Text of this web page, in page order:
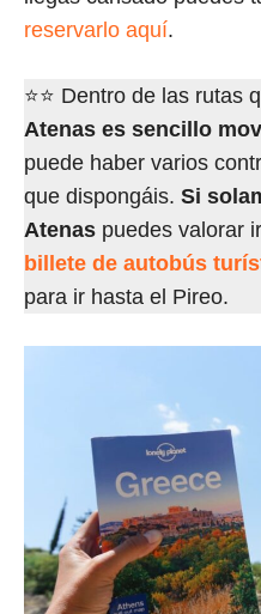
reservarlo aquí.
⭐⭐ Dentro de las rutas
Atenas es sencillo
puede haber varios
que dispongáis. Si
Atenas puedes valorar
billete de autobús
para ir hasta el Pireo.